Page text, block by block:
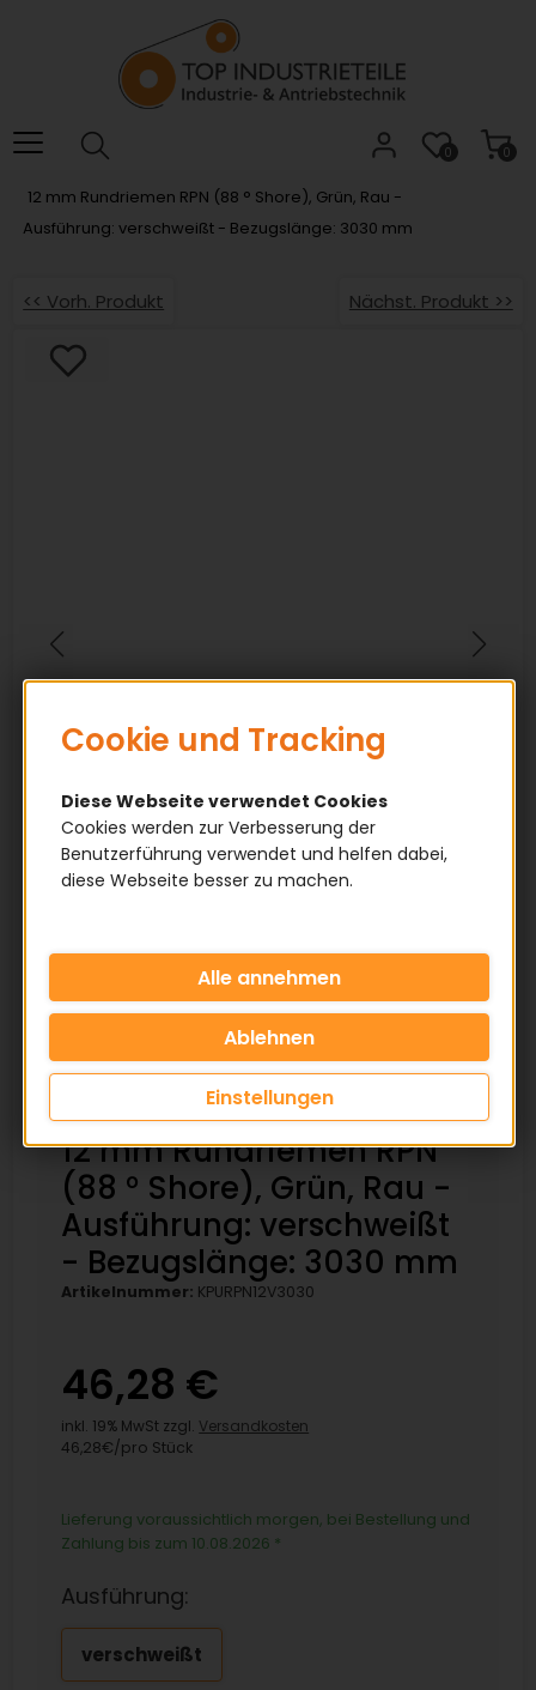
das
Barrierefreiheitsmenü
0
0
12 mm Rundriemen RPN (88 ° Shore), Grün, Rau -
Ausführung: verschweißt - Bezugslänge: 3030 mm
<< Vorh. Produkt Nächst. Produkt >>
12 mm Rundriemen RPN
(88 ° Shore), Grün, Rau -
Ausführung: verschweißt
- Bezugslänge: 3030 mm
Artikelnummer: KPURPN12V3030
46,28 €
inkl. 19% MwSt zzgl. Versandkosten
46,28€/pro Stück
Lieferung voraussichtlich morgen, bei Bestellung und
Zahlung bis zum 10.08.2026 *
Ausführung:
verschweißt
Cookie und Tracking
Diese Webseite verwendet Cookies
Cookies werden zur Verbesserung der
Benutzerführung verwendet und helfen dabei,
diese Webseite besser zu machen.
Einstellungen